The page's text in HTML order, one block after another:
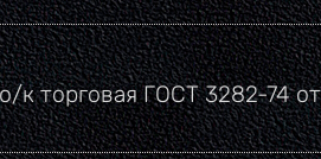
к торговая ГОСТ 3282-74